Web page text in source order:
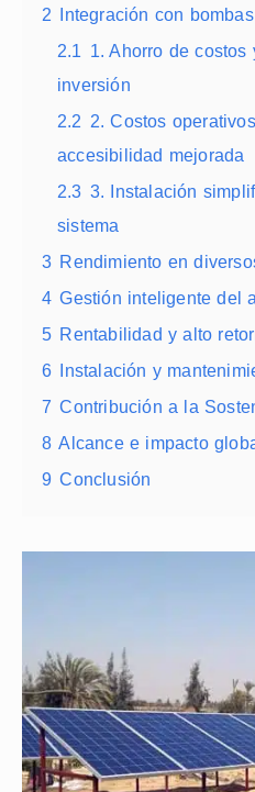
2 Integración con
2.1 1. Ahorro de
inversión
2.2 2. Costos
accesibilidad mejorada
2.3 3. Instalación
sistema
3 Rendimiento en
4 Gestión inteligente del
5 Rentabilidad y alto
6 Instalación y
7 Contribución a la
8 Alcance e impacto
9 Conclusión